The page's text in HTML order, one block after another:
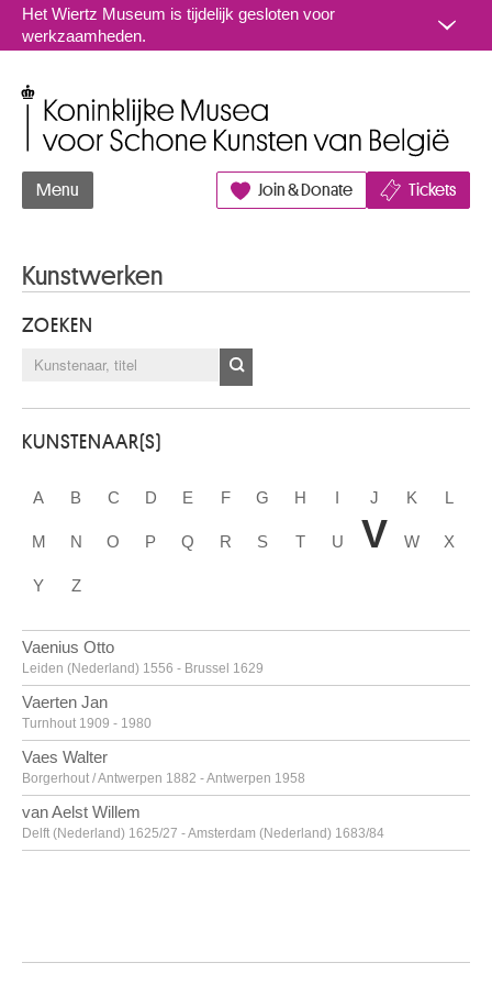
Naar inhoud
Het Wiertz Museum is tijdelijk gesloten voor
werkzaamheden.
Menu Join & Donate Tickets
Kunstwerken
ZOEKEN
KUNSTENAAR(S)
A B C D E F G H I J K L
M N O P Q R S T U V W X
Y Z
Vaenius Otto
Leiden (Nederland) 1556 - Brussel 1629
Vaerten Jan
Turnhout 1909 - 1980
Vaes Walter
Borgerhout / Antwerpen 1882 - Antwerpen 1958
van Aelst Willem
Delft (Nederland) 1625/27 - Amsterdam (Nederland) 1683/84